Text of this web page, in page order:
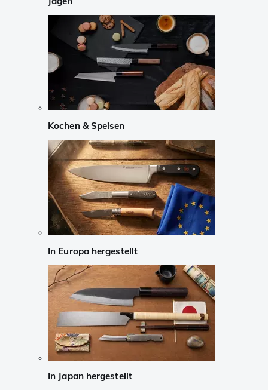
Kochen & Speisen
In Europa hergestellt
In Japan hergestellt